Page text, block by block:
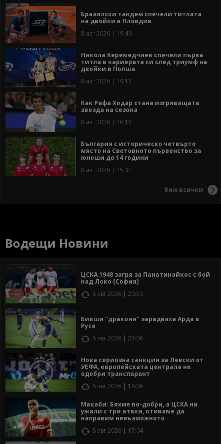
Бразилски тандем спечели титлата
на двойки в Пловдив
8 авг 2026 | 19:46
Никола Керемедчиев спечели първа
титла в кариерата си след триумф на
двойки в Полша
8 авг 2026 | 19:13
Как Рафа Ходар стана изгряващата
звезда на сезона
8 авг 2026 | 16:15
България с историческо четвърто
място на Световното първенство за
юноши до 14 години
8 авг 2026 | 15:31
Виж всички
Водещи Новини
ЦСКА 1948 загря за Панатинайкос с бой
над Локо (София)
8 авг 2026 | 20:53
Бивши "дракони" зарадваха Арда в
Русе
8 авг 2026 | 23:06
Нова сериозна санкция за Левски от
УЕФА, европейската централа не
одобри транспарант
8 авг 2026 | 16:06
Макаби: Бяхме по-добри, а ЦСКА ни
ужили с три атаки, отиваме да
направим невъзможното
8 авг 2026 | 17:04